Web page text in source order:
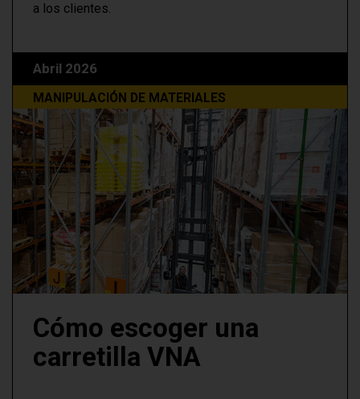
a los clientes.
Abril 2026
MANIPULACIÓN DE MATERIALES
Cómo escoger una
carretilla VNA